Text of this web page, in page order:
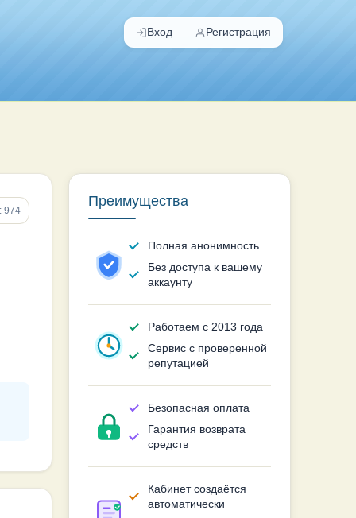
Вход Регистрация
974
Преимущества
Полная анонимность
Без доступа к вашему
аккаунту
Работаем с 2013 года
Сервис с проверенной
репутацией
Безопасная оплата
Гарантия возврата
средств
Кабинет создаётся
автоматически